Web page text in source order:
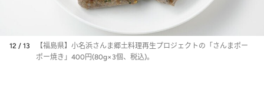
12 / 13
【福島県】小名浜さんま郷土料理再生プロジェクトの「さんまポー
ポー焼き」400円(80g×3個、税込)。